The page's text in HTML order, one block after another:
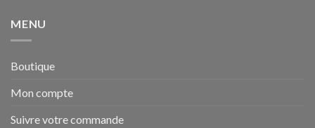
MENU
Boutique
Mon compte
Suivre votre commande